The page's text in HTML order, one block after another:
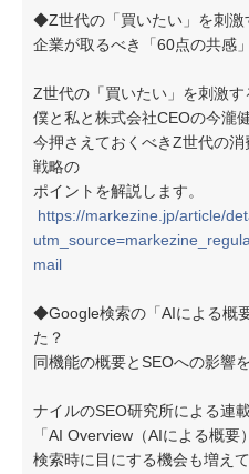
◆Z世代の「買いたい」を刺激
企業が取るべき「60点の共感
Z世代の「買いたい」を刺激す
僕と私と株式会社CEOの今瀧
今押さえておくべきZ世代の
戦略の
ポイントを解説します。
https://markezine.jp/article/
mail
◆Google検索の「AIによる概
た？
同機能の概要とSEOへの影響
ナイルのSEO研究所による連
「AI Overview（AIによる概要
検索時に目にする機会も増え